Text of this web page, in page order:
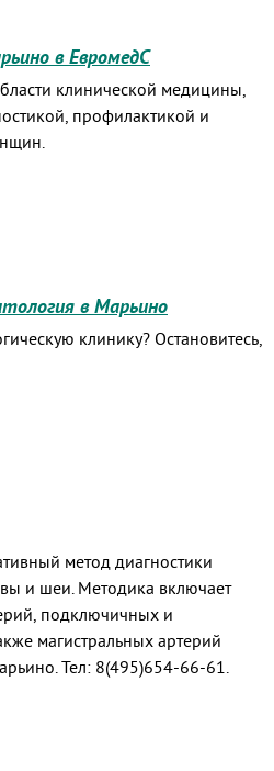
в ЕвромедС
клинической медицины,
профилактикой и
в Марьино
клинику? Остановитесь,
метод диагностики
и шеи. Методика включает
подключичных и
магистральных артерий
Тел: 8(495)654-66-61.